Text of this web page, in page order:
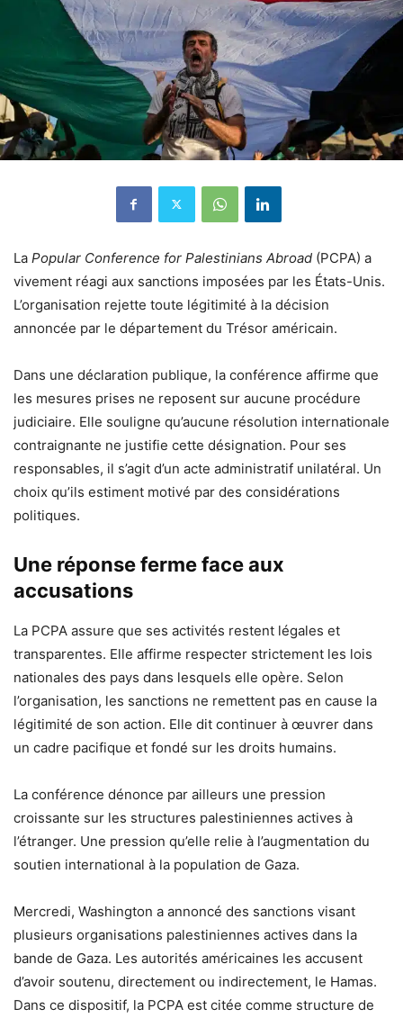
La Popular Conference for Palestinians Abroad (PCPA) a
vivement réagi aux sanctions imposées par les États-Unis.
L’organisation rejette toute légitimité à la décision
annoncée par le département du Trésor américain.
Dans une déclaration publique, la conférence affirme que
les mesures prises ne reposent sur aucune procédure
judiciaire. Elle souligne qu’aucune résolution internationale
contraignante ne justifie cette désignation. Pour ses
responsables, il s’agit d’un acte administratif unilatéral. Un
choix qu’ils estiment motivé par des considérations
politiques.
Une réponse ferme face aux
accusations
La PCPA assure que ses activités restent légales et
transparentes. Elle affirme respecter strictement les lois
nationales des pays dans lesquels elle opère. Selon
l’organisation, les sanctions ne remettent pas en cause la
légitimité de son action. Elle dit continuer à œuvrer dans
un cadre pacifique et fondé sur les droits humains.
La conférence dénonce par ailleurs une pression
croissante sur les structures palestiniennes actives à
l’étranger. Une pression qu’elle relie à l’augmentation du
soutien international à la population de Gaza.
Mercredi, Washington a annoncé des sanctions visant
plusieurs organisations palestiniennes actives dans la
bande de Gaza. Les autorités américaines les accusent
d’avoir soutenu, directement ou indirectement, le Hamas.
Dans ce dispositif, la PCPA est citée comme structure de